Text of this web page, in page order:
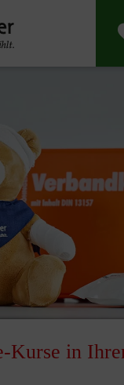
Kurse in